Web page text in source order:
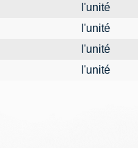
l'unité
l'unité
l'unité
l'unité